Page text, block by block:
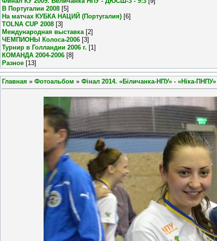
В Португалии 2008 [5]
На матчах КУБКА НАЦИЙ (Португалия) [6]
TOLNA CUP 2008 [3]
Международная выставка [2]
ЧЕМПИОНЫ Колоса-2006 [3]
Турнир в Голландии 2006 г. [1]
КОМАНДА 2004-2006 [8]
Разное [13]
Главная » Фотоальбом » Фінал 2014. «Біличанка-НПУ» - «Ніка-